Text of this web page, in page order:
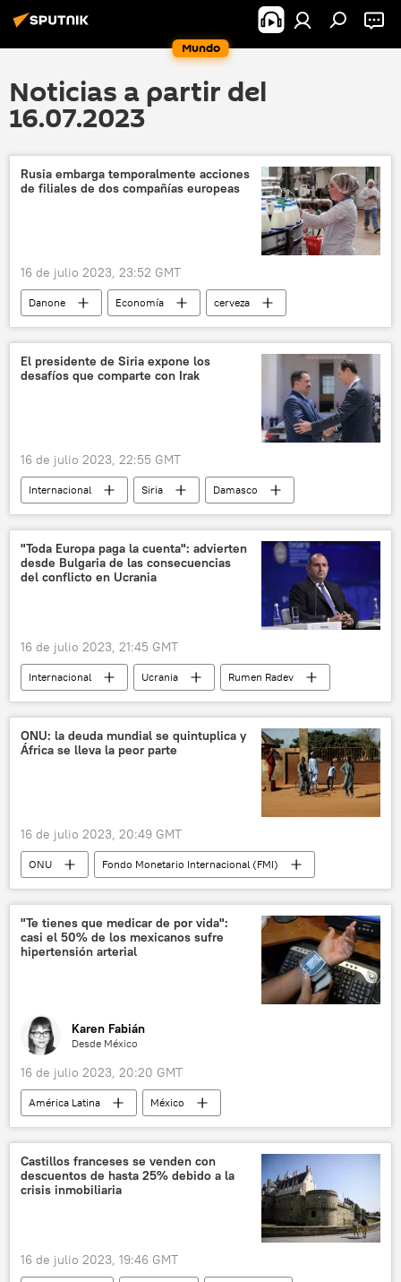
Mundo
Noticias a partir del
16.07.2023
Rusia embarga temporalmente acciones
de filiales de dos compañías europeas
16 de julio 2023, 23:52 GMT
Danone Economía
cerveza
Rusia
Carlsberg
Ucrania
Vladímir Putin
🏛️ Compañías
Gobierno de Rusia
El presidente de Siria expone los
desafíos que comparte con Irak
16 de julio 2023, 22:55 GMT
Internacional Siria
Damasco
Bagdad
política
seguridad
Irak
"Toda Europa paga la cuenta": advierten
desde Bulgaria de las consecuencias
del conflicto en Ucrania
16 de julio 2023, 21:45 GMT
Internacional Ucrania
Rumen Radev
Bulgaria
política
📰 Suministro de armas a Ucrania
Volodímir Zelenski
OTAN
ONU: la deuda mundial se quintuplica y
África se lleva la peor parte
16 de julio 2023, 20:49 GMT
ONU
Fondo Monetario Internacional (FMI)
Economía
Banco Mundial
deuda
deuda pública
🌍 África
📈 Mercados y finanzas
"Te tienes que medicar de por vida":
casi el 50% de los mexicanos sufre
hipertensión arterial
Karen Fabián
Desde México
16 de julio 2023, 20:20 GMT
América Latina
México
Organización Mundial de Salud (OMS)
💗 Salud
hipertensión
💬 Opinión y Análisis
sociedad
Castillos franceses se venden con
descuentos de hasta 25% debido a la
crisis inmobiliaria
16 de julio 2023, 19:46 GMT